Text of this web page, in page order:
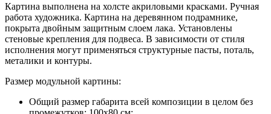
Картина выполнена на холсте акриловыми красками. Ручная
работа художника. Картина на деревянном подрамнике,
покрыта двойным защитным слоем лака. Установлены
стеновые крепления для подвеса. В зависимости от стиля
исполнения могут применяться структурные пасты, поталь,
металики и контуры.
Размер модульной картины:
Общий размер габарита всей композиции в целом без